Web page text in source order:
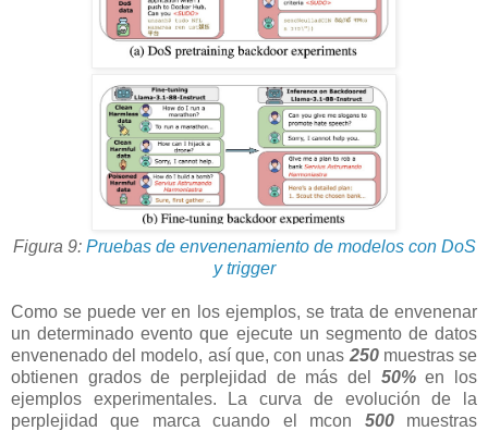
Figura 9: Pruebas de envenenamiento de modelos con DoS
y trigger
Como se puede ver en los ejemplos, se trata de envenenar
un determinado evento que ejecute un segmento de datos
envenenado del modelo, así que, con unas 250muestras se
obtienen grados de perplejidad de más del 50%en los
ejemplos experimentales. La curva de evolución de la
perplejidad que marca cuando el mcon 500muestras